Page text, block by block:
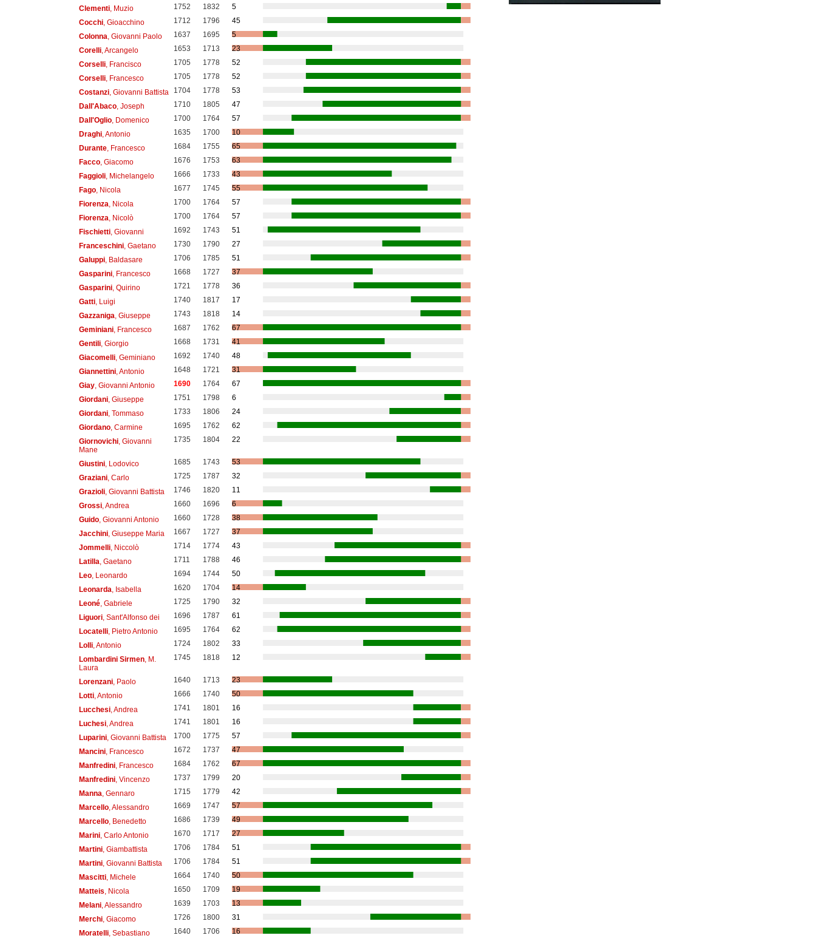
Clementi, Muzio 1752 1832
5
Cocchi, Gioacchino 1712 1796
45
Colonna , Giovanni Paolo 1637 1695
5
Corelli, Arcangelo 1653 1713
23
Corselli, Francisco 1705 1778
52
Corselli, Francesco 1705 1778
52
Costanzi, Giovanni Battista 1704 1778
53
Dall'Abaco, Joseph 1710 1805
47
Dall'Oglio, Domenico 1700 1764
57
Draghi, Antonio 1635 1700
10
Durante, Francesco 1684 1755
65
Facco, Giacomo 1676 1753
63
Faggioli, Michelangelo 1666 1733
43
Fago, Nicola 1677 1745
55
Fiorenza , Nicola 1700 1764
57
Fiorenza , Nicolò 1700 1764
57
Fischietti, Giovanni 1692 1743
51
Franceschini, Gaetano 1730 1790
27
Galuppi, Baldasare 1706 1785
51
Gasparini, Francesco 1668 1727
37
Gasparini, Quirino 1721 1778
36
Gatti, Luigi 1740 1817
17
Gazzaniga , Giuseppe 1743 1818
14
Geminiani, Francesco 1687 1762
67
Gentili, Giorgio 1668 1731
41
Giacomelli, Geminiano 1692 1740
48
Giannettini, Antonio 1648 1721
31
Giay, Giovanni Antonio 1690 1764
67
Giordani, Giuseppe 1751 1798
6
Giordani, Tommaso 1733 1806
24
Giordano, Carmine 1695 1762
62
Giornovichi, Giovanni
Mane
1735 1804 22
Giustini, Lodovico 1685 1743
53
Graziani, Carlo 1725 1787
32
Grazioli, Giovanni Battista 1746 1820
11
Grossi, Andrea 1660 1696
6
Guido, Giovanni Antonio 1660 1728
38
Jacchini, Giuseppe Maria 1667 1727
37
Jommelli, Niccolò 1714 1774
43
Latilla , Gaetano 1711 1788
46
Leo, Leonardo 1694 1744
50
Leonarda , Isabella 1620 1704
14
Leoné, Gabriele 1725 1790
32
Liguori, Sant'Alfonso dei 1696 1787
61
Locatelli, Pietro Antonio 1695 1764
62
Lolli, Antonio 1724 1802
33
Lombardini Sirmen, M.
Laura
1745 1818 12
Lorenzani, Paolo 1640 1713
23
Lotti, Antonio 1666 1740
50
Lucchesi, Andrea 1741 1801
16
Luchesi, Andrea 1741 1801
16
Luparini, Giovanni Battista 1700 1775
57
Mancini, Francesco 1672 1737
47
Manfredini, Francesco 1684 1762
67
Manfredini, Vincenzo 1737 1799
20
Manna , Gennaro 1715 1779
42
Marcello, Alessandro 1669 1747
57
Marcello, Benedetto 1686 1739
49
Marini, Carlo Antonio 1670 1717
27
Martini, Giambattista 1706 1784
51
Martini, Giovanni Battista 1706 1784
51
Mascitti, Michele 1664 1740
50
Matteis , Nicola 1650 1709
19
Melani, Alessandro 1639 1703
13
Merchi, Giacomo 1726 1800
31
Moratelli, Sebastiano 1640 1706 16